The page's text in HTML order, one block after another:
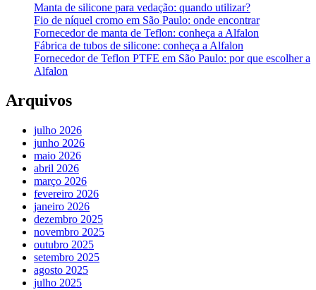
Manta de silicone para vedação: quando utilizar?
Fio de níquel cromo em São Paulo: onde encontrar
Fornecedor de manta de Teflon: conheça a Alfalon
Fábrica de tubos de silicone: conheça a Alfalon
Fornecedor de Teflon PTFE em São Paulo: por que escolher a
Alfalon
Arquivos
julho 2026
junho 2026
maio 2026
abril 2026
março 2026
fevereiro 2026
janeiro 2026
dezembro 2025
novembro 2025
outubro 2025
setembro 2025
agosto 2025
julho 2025